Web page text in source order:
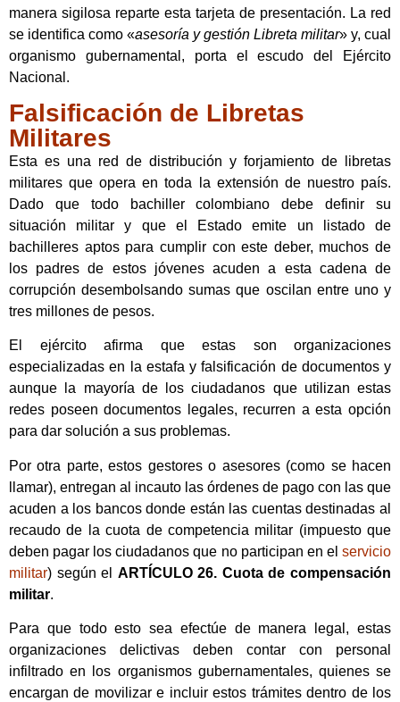
manera sigilosa reparte esta tarjeta de presentación. La red
se identifica como «asesoría y gestión Libreta militar» y, cual
organismo gubernamental, porta el escudo del Ejército
Nacional.
Falsificación de Libretas
Militares
Esta es una red de distribución y forjamiento de libretas
militares que opera en toda la extensión de nuestro país.
Dado que todo bachiller colombiano debe definir su
situación militar y que el Estado emite un listado de
bachilleres aptos para cumplir con este deber, muchos de
los padres de estos jóvenes acuden a esta cadena de
corrupción desembolsando sumas que oscilan entre uno y
tres millones de pesos.
El ejército afirma que estas son organizaciones
especializadas en la estafa y falsificación de documentos y
aunque la mayoría de los ciudadanos que utilizan estas
redes poseen documentos legales, recurren a esta opción
para dar solución a sus problemas.
Por otra parte, estos gestores o asesores (como se hacen
llamar), entregan al incauto las órdenes de pago con las que
acuden a los bancos donde están las cuentas destinadas al
recaudo de la cuota de competencia militar (impuesto que
deben pagar los ciudadanos que no participan en el servicio
militar) según el ARTÍCULO 26. Cuota de compensación
militar.
Para que todo esto sea efectúe de manera legal, estas
organizaciones delictivas deben contar con personal
infiltrado en los organismos gubernamentales, quienes se
encargan de movilizar e incluir estos trámites dentro de los